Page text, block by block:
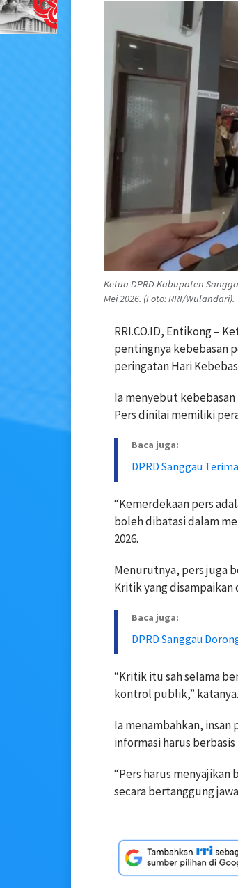
Ketua DPRD Kabupaten
Mei 2026. (Foto: RRI/Wulandari).
RRI.CO.ID, Entikong –
pentingnya kebebasan
peringatan Hari
Ia menyebut kebebasan
Pers dinilai memiliki
Baca juga:
DPRD Sanggau
“Kemerdekaan pers
boleh dibatasi dalam
2026.
Menurutnya, pers juga
Kritik yang
Baca juga:
DPRD Sanggau
“Kritik itu sah selama
kontrol publik,” katanya.
Ia menambahkan,
informasi harus
“Pers harus menyajikan
secara bertanggung